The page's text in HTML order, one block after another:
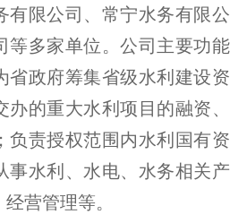
有限公司、常宁水务有限公
等多家单位。公司主要功能
省政府筹集省级水利建设资
的重大水利项目的融资、
负责授权范围内水利国有资
事水利、水电、水务相关产
营管理等。